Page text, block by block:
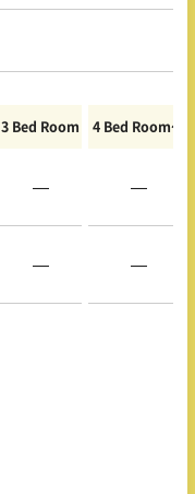
3 Bed Room 4 Bed Room〜
— —
— —